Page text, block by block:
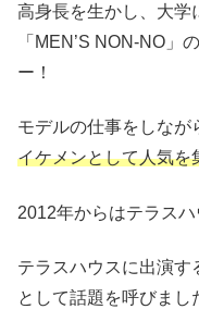
高身長を生かし、大学
「MEN’S NON-NO」
ー！
モデルの仕事をしなが
イケメンとして人気を
2012年からはテラスハ
テラスハウスに出演す
として話題を呼びまし